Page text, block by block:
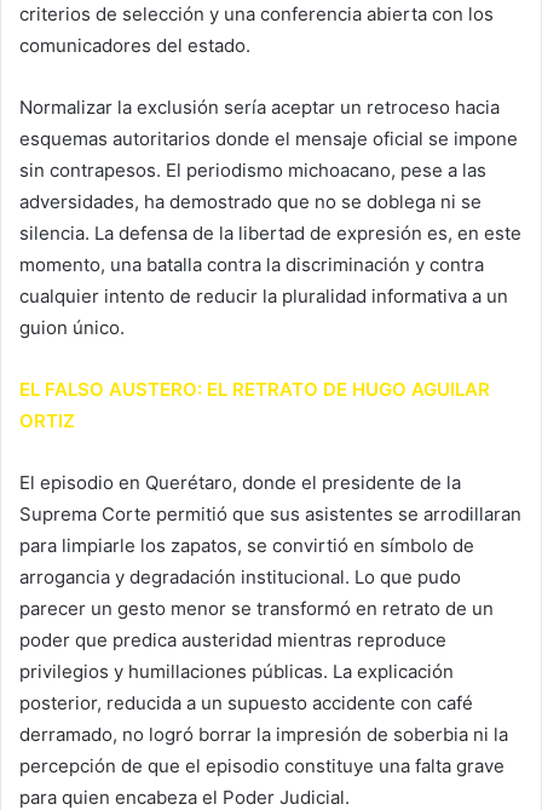
criterios de selección y una conferencia abierta con los
comunicadores del estado.
Normalizar la exclusión sería aceptar un retroceso hacia
esquemas autoritarios donde el mensaje oficial se impone
sin contrapesos. El periodismo michoacano, pese a las
adversidades, ha demostrado que no se doblega ni se
silencia. La defensa de la libertad de expresión es, en este
momento, una batalla contra la discriminación y contra
cualquier intento de reducir la pluralidad informativa a un
guion único.
EL FALSO AUSTERO: EL RETRATO DE HUGO AGUILAR
ORTIZ
El episodio en Querétaro, donde el presidente de la
Suprema Corte permitió que sus asistentes se arrodillaran
para limpiarle los zapatos, se convirtió en símbolo de
arrogancia y degradación institucional. Lo que pudo
parecer un gesto menor se transformó en retrato de un
poder que predica austeridad mientras reproduce
privilegios y humillaciones públicas. La explicación
posterior, reducida a un supuesto accidente con café
derramado, no logró borrar la impresión de soberbia ni la
percepción de que el episodio constituye una falta grave
para quien encabeza el Poder Judicial.